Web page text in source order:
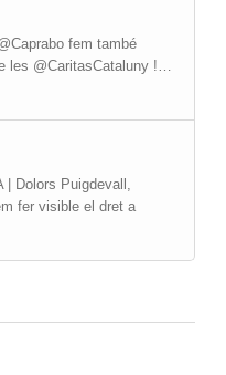
fem també
les @CaritasCataluny !…
Dolors Puigdevall,
fer visible el dret a